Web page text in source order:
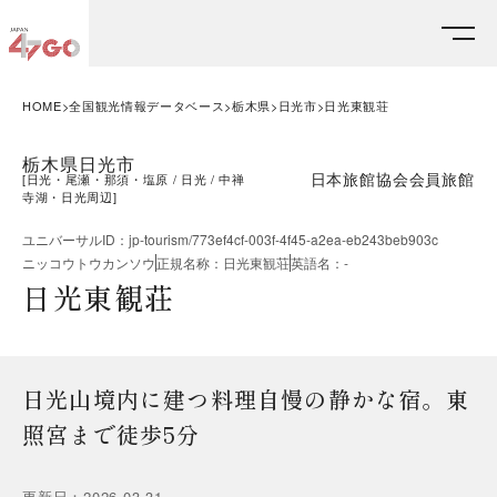
HOME 全国観光情報データベース 栃木県 日光市 日光東観荘
栃木県日光市
[日光・尾瀬・那須・塩原 日光
中禅
寺湖・日光周辺]
日本旅館協会会員旅館
ユニバーサルID ： jp-tourism/773ef4cf-003f-4f45-a2ea-eb243beb903c
ニッコウトウカンソウ正規名称 ： 日光東観荘英語名 ： -
日光東観荘
日光山境内に建つ料理自慢の静かな宿。東
照宮まで徒歩5分